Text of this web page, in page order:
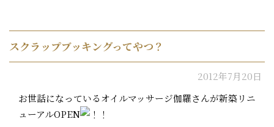
スクラップブッキングってやつ？
2012年7月20日
お世話になっているオイルマッサージ伽羅さんが新築リニ
ューアルOPEN